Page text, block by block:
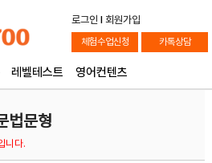
로그인 l 회원가입
체험수업신청 카톡상담
레벨테스트 영어컨텐츠
법문형
니다.